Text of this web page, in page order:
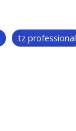
tz professional